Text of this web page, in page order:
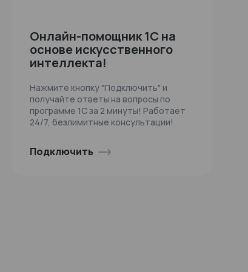
Онлайн-помощник 1С на
основе искусственного
интеллекта!
Нажмите кнопку "Подключить" и
получайте ответы на вопросы по
программе 1С за 2 минуты! Работает
24/7, безлимитные консультации!
Подключить